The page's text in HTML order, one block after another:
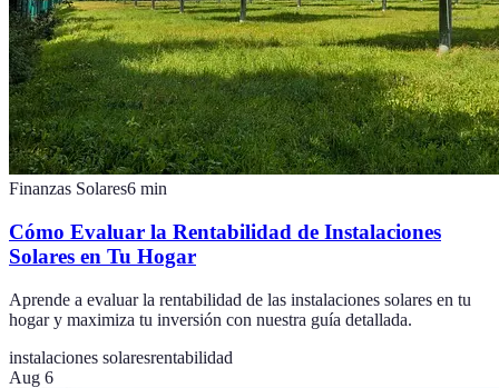
Finanzas Solares6 min
Cómo Evaluar la Rentabilidad de Instalaciones
Solares en Tu Hogar
Aprende a evaluar la rentabilidad de las instalaciones solares en tu
hogar y maximiza tu inversión con nuestra guía detallada.
instalaciones solaresrentabilidad
Aug 6